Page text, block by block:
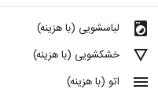
local_laundry_service لباسشویی (با هزینه)
details خشکشویی (با هزینه)
menu اتو (با هزینه)